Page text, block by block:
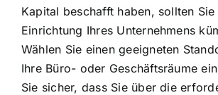
Kapital beschafft haben, sollten
Einrichtung Ihres Unternehmens
Wählen Sie einen geeigneten
Ihre Büro- oder Geschäftsräume
Sie sicher, dass Sie über die